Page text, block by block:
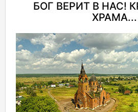
БОГ ВЕРИТ В НАС!
ХРАМА...